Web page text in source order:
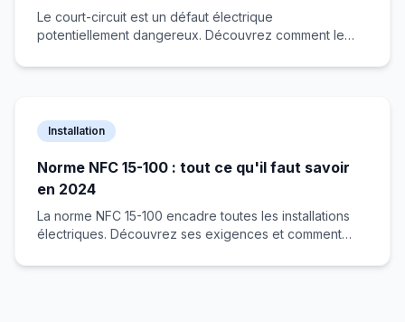
Le court-circuit est un défaut électrique
potentiellement dangereux. Découvrez comment le
Installation
Norme NFC 15-100 : tout ce qu'il faut savoir
en 2024
La norme NFC 15-100 encadre toutes les installations
électriques. Découvrez ses exigences et comment